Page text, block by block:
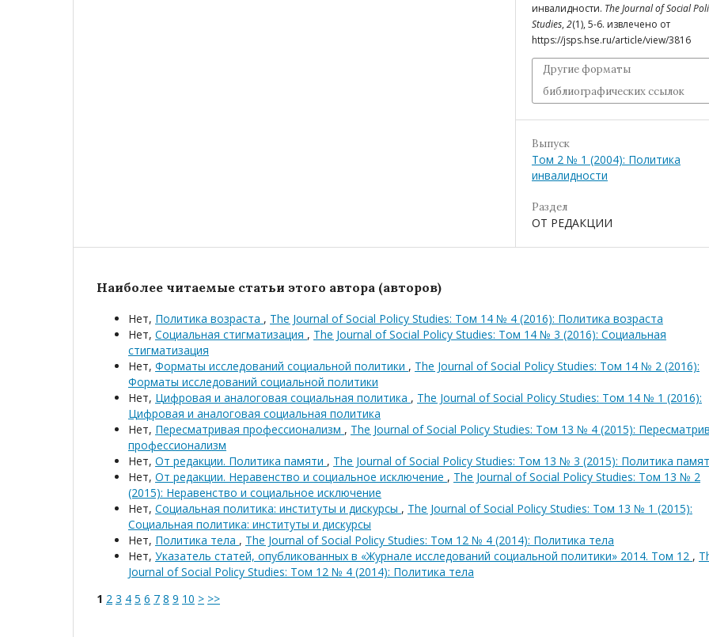
инвалидности. The Journal of Social
Studies, 2(1), 5-6. извлечено от
https://jsps.hse.ru/article/view/3816
Другие форматы
библиографических ссылок
Выпуск
Том 2 № 1 (2004): Политика
инвалидности
Раздел
ОТ РЕДАКЦИИ
Наиболее читаемые статьи этого автора (авторов)
Нет, Политика возраста , The Journal of Social Policy Studies: Том 14 № 4 (2016): Политика возраста
Нет, Социальная стигматизация , The Journal of Social Policy Studies: Том 14 № 3 (2016): Социальная
стигматизация
Нет, Форматы исследований социальной политики , The Journal of Social Policy Studies: Том 14 № 2 (2016):
Форматы исследований социальной политики
Нет, Цифровая и аналоговая социальная политика , The Journal of Social Policy Studies: Том 14 № 1 (2016):
Цифровая и аналоговая социальная политика
Нет, Пересматривая профессионализм , The Journal of Social Policy Studies: Том 13 № 4 (2015):
профессионализм
Нет, От редакции. Политика памяти , The Journal of Social Policy Studies: Том 13 № 3 (2015): Политика
Нет, От редакции. Неравенство и социальное исключение , The Journal of Social Policy Studies: Том 13 № 2
(2015): Неравенство и социальное исключение
Нет, Социальная политика: институты и дискурсы , The Journal of Social Policy Studies: Том 13 № 1 (2015):
Социальная политика: институты и дискурсы
Нет, Политика тела , The Journal of Social Policy Studies: Том 12 № 4 (2014): Политика тела
Нет, Указатель статей, опубликованных в «Журнале исследований социальной политики» 2014. Том 12 ,
Journal of Social Policy Studies: Том 12 № 4 (2014): Политика тела
1 2 3 4 5 6 7 8 9 10 > >>